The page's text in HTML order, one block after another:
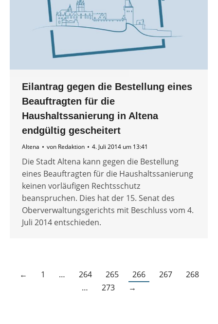
Eilantrag gegen die Bestellung eines
Beauftragten für die
Haushaltssanierung in Altena
endgültig gescheitert
Altena von Redaktion 4. Juli 2014 um 13:41
Die Stadt Altena kann gegen die Bestellung
eines Beauftragten für die Haushaltssanierung
keinen vorläufigen Rechtsschutz
beanspruchen. Dies hat der 15. Senat des
Oberverwaltungsgerichts mit Beschluss vom 4.
Juli 2014 entschieden.
← 1 … 264 265 266 267
268
…
273 →